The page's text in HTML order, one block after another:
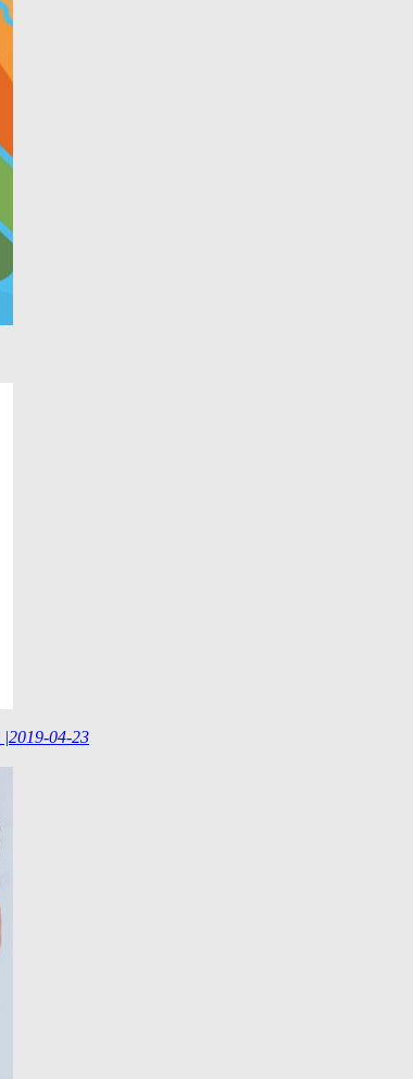
|2019-04-23